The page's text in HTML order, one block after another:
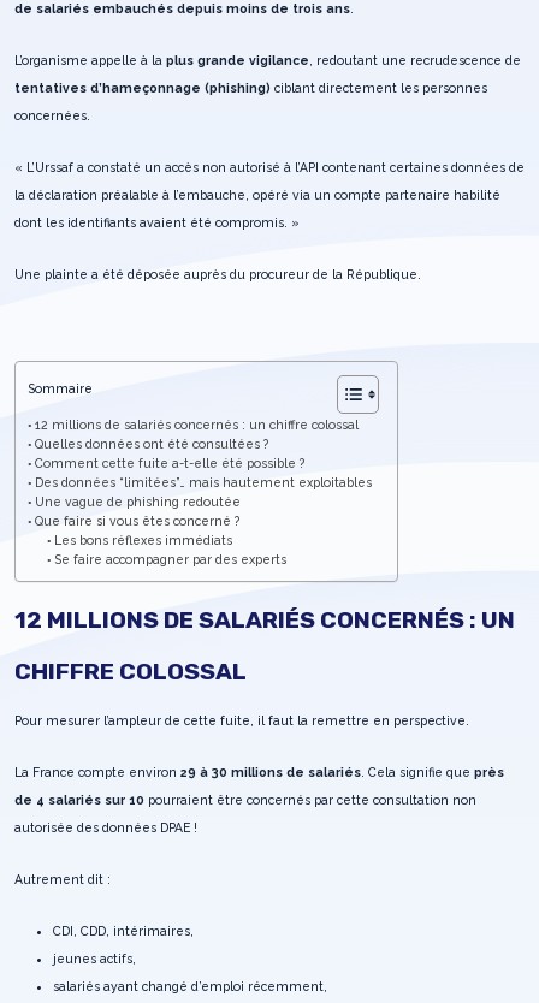
de salariés embauchés depuis moins de trois ans
L’organisme appelle à la plus grande vigilance , redoutant une recrudescence de
tentatives d’hameçonnage (phishing) ciblant directement les personnes
concernées.
« L’Urssaf a constaté un accès non autorisé à l’API contenant certaines données de
la déclaration préalable à l’embauche, opéré via un compte partenaire habilité
dont les identifiants avaient été compromis. »
Une plainte a été déposée auprès du procureur de la République.
Sommaire
12 millions de salariés concernés : un chiffre colossal
Quelles données ont été consultées ?
Comment cette fuite a-t-elle été possible ?
Des données “limitées”… mais hautement exploitables
Une vague de phishing redoutée
Que faire si vous êtes concerné ?
Les bons réflexes immédiats
Se faire accompagner par des experts
12 MILLIONS DE SALARIÉS CONCERNÉS : UN
CHIFFRE COLOSSAL
Pour mesurer l’ampleur de cette fuite, il faut la remettre en perspective.
La France compte environ 29 à 30 millions de salariés . Cela signifie que près
de 4 salariés sur 10 pourraient être concernés par cette consultation non
autorisée des données DPAE !
Autrement dit :
CDI, CDD, intérimaires,
jeunes actifs,
salariés ayant changé d’emploi récemment,